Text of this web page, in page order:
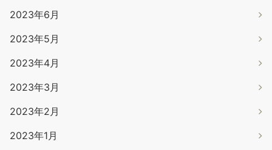
2023年6月
2023年5月
2023年4月
2023年3月
2023年2月
2023年1月